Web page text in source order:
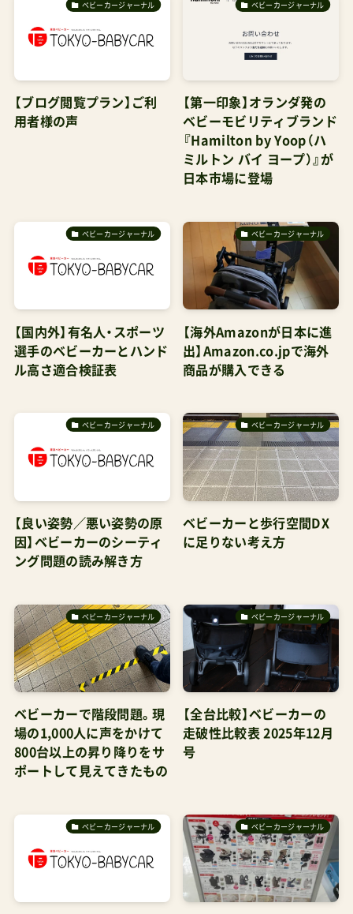
ベビーカージャーナル
【ブログ閲覧プラン】ご利
用者様の声
ベビーカージャーナル
【第一印象】オランダ発の
ベビーモビリティブランド
『Hamilton by Yoop（ハ
ミルトン バイ ヨープ）』が
日本市場に登場
ベビーカージャーナル
【国内外】有名人・スポーツ
選手のベビーカーとハンド
ル高さ適合検証表
ベビーカージャーナル
【海外Amazonが日本に進
出】Amazon.co.jpで海外
商品が購入できる
ベビーカージャーナル
【良い姿勢／悪い姿勢の原
因】ベビーカーのシーティ
ング問題の読み解き方
ベビーカージャーナル
ベビーカーと歩行空間DX
に足りない考え方
ベビーカージャーナル
ベビーカーで階段問題。現
場の1,000人に声をかけて
800台以上の昇り降りをサ
ポートして見えてきたもの
ベビーカージャーナル
【全台比較】ベビーカーの
走破性比較表 2025年12月
号
ベビーカージャーナル ベビーカージャーナル